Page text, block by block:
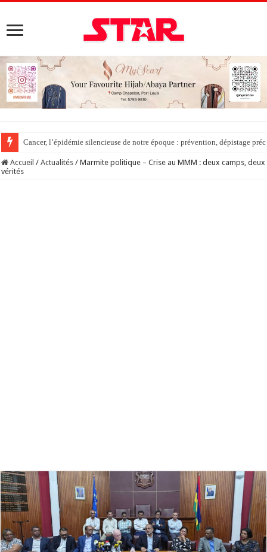
Cancer, l’épidémie silencieuse de notre époque : prévention, dépistage
DÉCRYPTAGE DES JUGEMENTS (PARTIE IV) – Waqf : Quelle procédure
Accueil / Actualités / Marmite politique – Crise au MMM : deux camps, deux
vérités